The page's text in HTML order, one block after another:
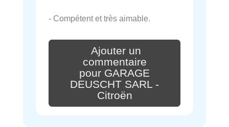
- Compétent et très aimable.
Ajouter un
commentaire
pour GARAGE
DEUSCHT SARL -
Citroën